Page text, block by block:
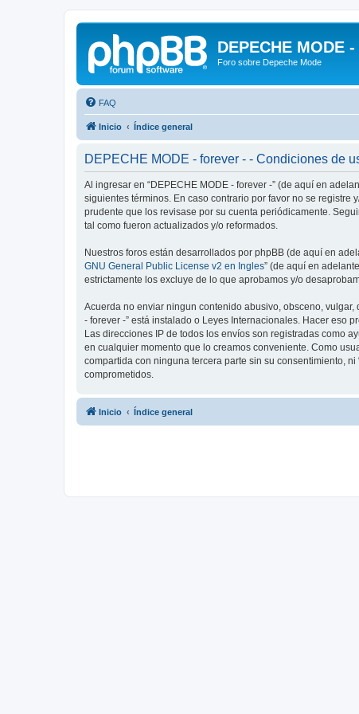
DEPECHE MODE
Foro sobre Depeche Mode
FAQ
Inicio Índice general
DEPECHE MODE - forever - - Condiciones de
Al ingresar en “DEPECHE MODE - forever -” (de aquí en
siguientes términos. En caso contrario por favor no se registre
prudente que los revisase por su cuenta periódicamente.
tal como fueron actualizados y/o reformados.
Nuestros foros están desarrollados por phpBB (de aquí en
GNU General Public License v2 en Ingles” (de aquí en
estrictamente los excluye de lo que aprobamos y/o
Acuerda no enviar ningun contenido abusivo, obsceno,
- forever -” está instalado o Leyes Internacionales. Hacer eso
Las direcciones IP de todos los envíos son registradas como
en cualquier momento que lo creamos conveniente. Como
compartida con ninguna tercera parte sin su consentimiento,
comprometidos.
Inicio Índice general